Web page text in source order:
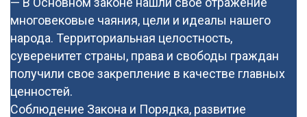
многовековые чаяния, цели и идеалы нашего
народа. Территориальная целостность,
суверенитет страны, права и свободы граждан
получили свое закрепление в качестве главных
ценностей.
Соблюдение Закона и Порядка, развитие